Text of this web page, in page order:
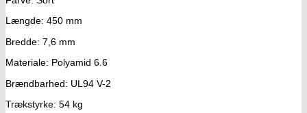
Længde: 450 mm
Bredde: 7,6 mm
Materiale: Polyamid 6.6
Brændbarhed: UL94 V-2
Trækstyrke: 54 kg